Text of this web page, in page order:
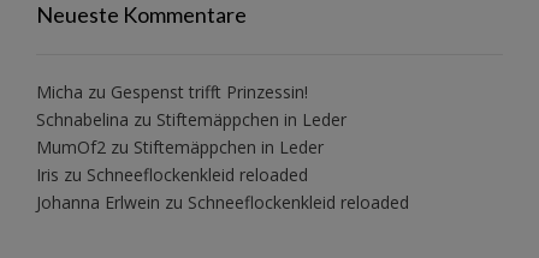
Neueste Kommentare
Micha zu Gespenst trifft Prinzessin!
Schnabelina zu Stiftemäppchen in Leder
MumOf2 zu Stiftemäppchen in Leder
Iris zu Schneeflockenkleid reloaded
Johanna Erlwein zu Schneeflockenkleid reloaded